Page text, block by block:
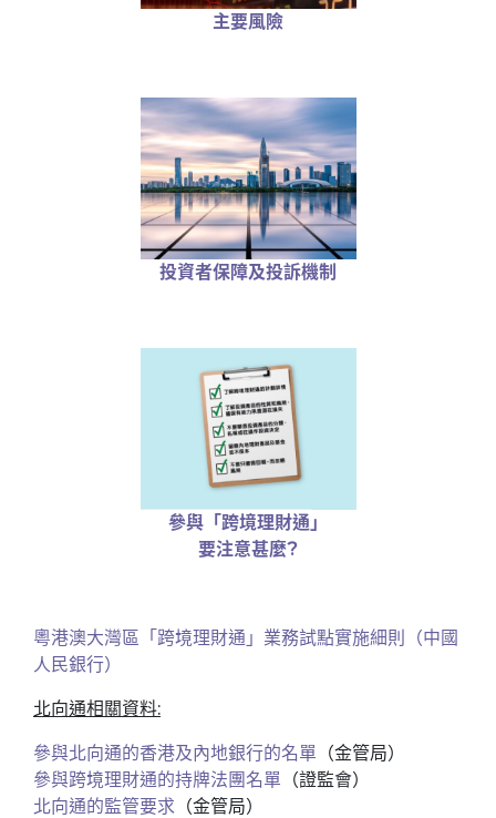
主要風險
投資者保障及投訴機制
參與「跨境理財通」
要注意甚麼?
粵港澳大灣區「跨境理財通」業務試點實施細則（中國
人民銀行）
北向通相關資料:
參與北向通的香港及內地銀行的名單 （金管局）
參與跨境理財通的持牌法團名單 （證監會）
北向通的監管要求 （金管局）